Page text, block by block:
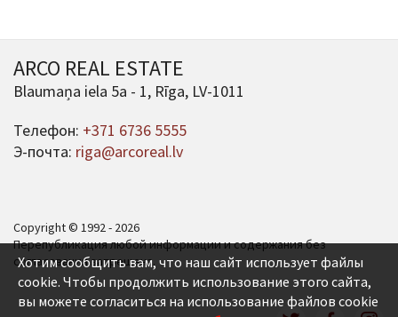
ARCO REAL ESTATE
Blaumaņa iela 5a - 1, Rīga, LV-1011
Телефон: +371 6736 5555
Э-почта: riga@arcoreal.lv
Copyright © 1992 - 2026
Перепубликация любой информации и содержания без
согласования запрещена.
Хотим сообщить вам, что наш сайт использует файлы
cookie. Чтобы продолжить использование этого сайта,
вы можете согласиться на использование файлов cookie